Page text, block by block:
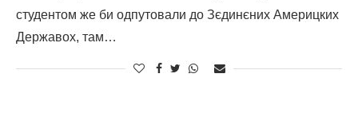
студентом же би одпутовали до Зєдинєних Америцких
Державох, там…